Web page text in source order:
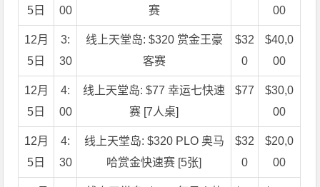
5日
00
赛
00
12月
5日
3:
30
线上天堂岛: $320 赏金王豪
客赛
$32
0
$40,0
00
12月
5日
4:
00
线上天堂岛: $77 幸运七快速
赛 [7人桌]
$77
$30,0
00
12月
5日
4:
30
线上天堂岛: $320 PLO 奥马
哈赏金快速赛 [5张]
$32
0
$20,0
00